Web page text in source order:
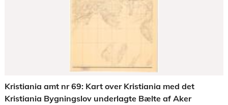
Kristiania amt nr 69: Kart over Kristiania med det
Kristiania Bygningslov underlagte Bælte af Aker